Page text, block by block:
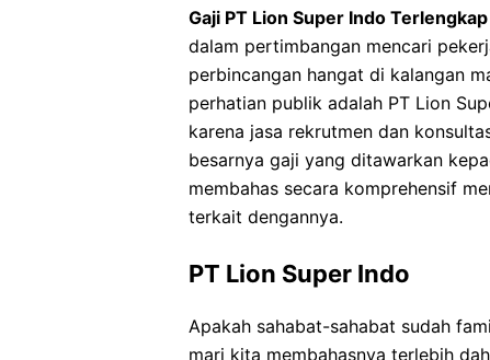
Gaji PT Lion Super Indo Terlengkap
dalam pertimbangan mencari
perbincangan hangat di kalangan
perhatian publik adalah PT Lion
karena jasa rekrutmen dan
besarnya gaji yang ditawarkan
membahas secara komprehensif
terkait dengannya.
PT Lion Super Indo
Apakah sahabat-sahabat sudah
mari kita membahasnya terlebih